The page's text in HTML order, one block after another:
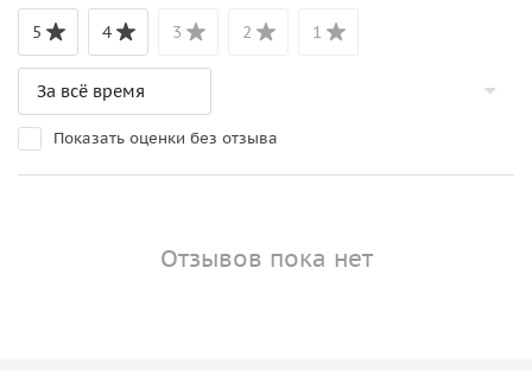
5 4 3 2 1
Показать оценки без отзыва
Отзывов пока нет